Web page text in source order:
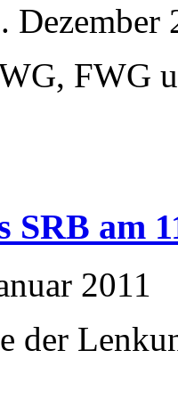
Dezember
FWG
SRB am
2011
der